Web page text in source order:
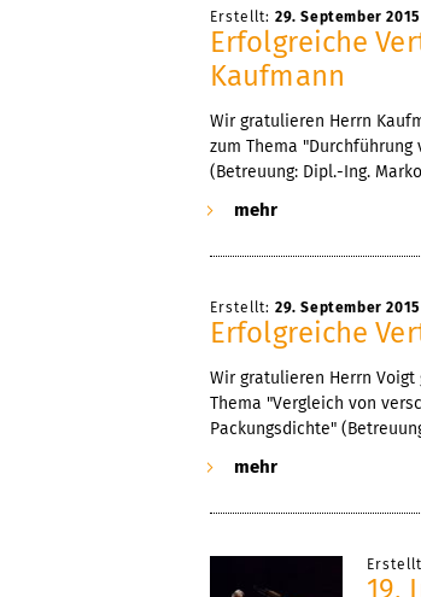
Erstellt: 29. September 2015
Erfolgreiche
Kaufmann
Wir gratulieren Herrn
zum Thema
(Betreuung: Dipl.-Ing.
mehr
Erstellt: 29. September 2015
Erfolgreiche
Wir gratulieren Herrn
Thema "Vergleich von
Packungsdichte"
mehr
19.